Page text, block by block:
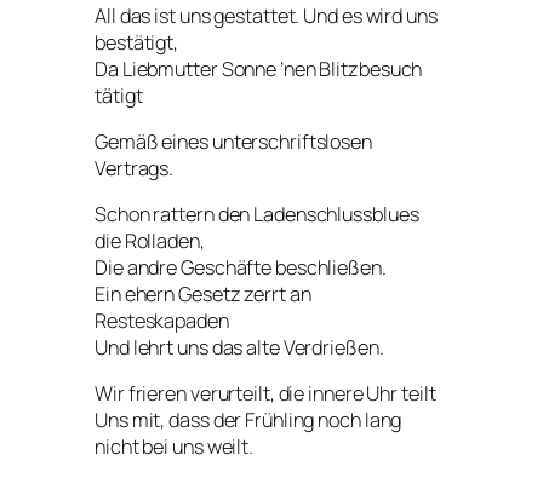
All das ist uns gestattet. Und es wird uns
bestätigt,
Da Liebmutter Sonne ’nen Blitzbesuch
tätigt
Gemäß eines unterschriftslosen
Vertrags.
Schon rattern den Ladenschlussblues
die Rolladen,
Die andre Geschäfte beschließen.
Ein ehern Gesetz zerrt an
Resteskapaden
Und lehrt uns das alte Verdrießen.
Wir frieren verurteilt, die innere Uhr teilt
Uns mit, dass der Frühling noch lang
nicht bei uns weilt.